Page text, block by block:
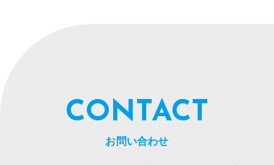
CONTACT
お問い合わせ